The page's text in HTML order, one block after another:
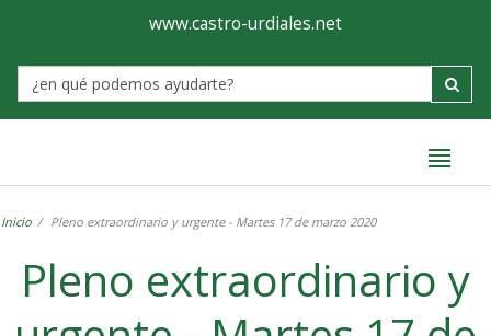
Ayuntamiento
de
Castro-
www.castro-urdiales.net
Label
Inicio Pleno extraordinario y urgente - Martes 17 de marzo 2020
Pleno extraordinario y